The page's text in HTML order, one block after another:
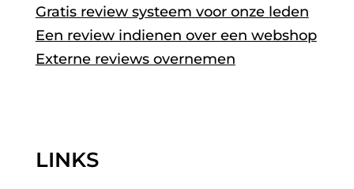
Gratis review systeem voor onze leden
Een review indienen over een webshop
Externe reviews overnemen
LINKS